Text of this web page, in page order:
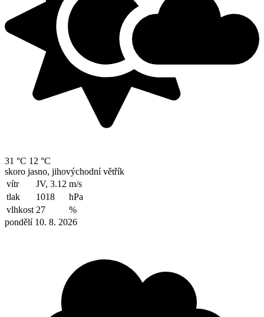
31 °C 12 °C
skoro jasno, jihovýchodní větřík
vítr
JV, 3.12 m/s
tlak
1018
hPa
vlhkost 27
%
pondělí 10. 8. 2026